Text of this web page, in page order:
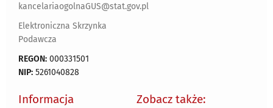
kancelariaogolnaGUS@stat.gov.pl
Elektroniczna Skrzynka
Podawcza
REGON: 000331501
NIP: 5261040828
Informacja Zobacz także: